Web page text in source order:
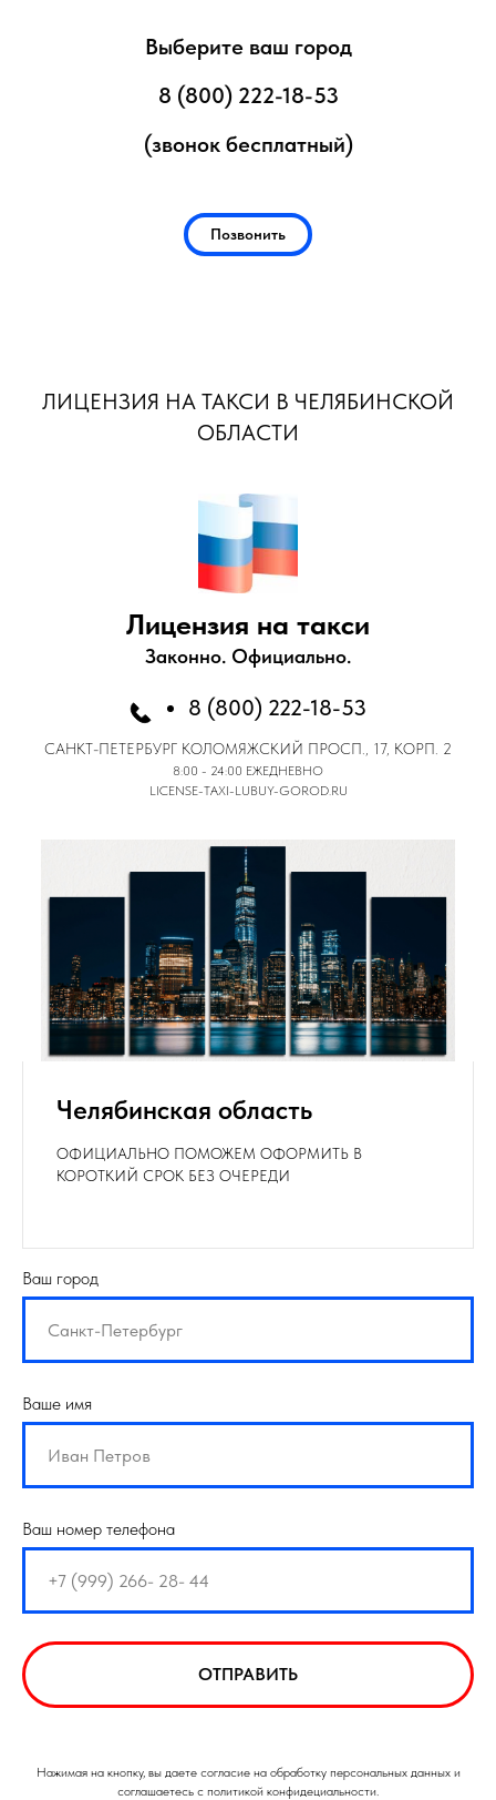
Выберите ваш город
8 (800) 222-18-53
(звонок бесплатный)
Позвонить
ЛИЦЕНЗИЯ НА ТАКСИ В ЧЕЛЯБИНСКОЙ
ОБЛАСТИ
Лицензия на такси
Законно. Официально.
8 (800) 222-18-53
САНКТ-ПЕТЕРБУРГ КОЛОМЯЖСКИЙ ПРОСП., 17, КОРП. 2
8:00 - 24:00 ЕЖЕДНЕВНО
LICENSE-TAXI-LUBUY-GOROD.RU
Челябинская область
ОФИЦИАЛЬНО ПОМОЖЕМ ОФОРМИТЬ В
КОРОТКИЙ СРОК БЕЗ ОЧЕРЕДИ
Ваш город
Ваше имя
Ваш номер телефона
ОТПРАВИТЬ
Нажимая на кнопку, вы даете согласие на обработку персональных данных и
соглашаетесь с политикой конфидециальности.